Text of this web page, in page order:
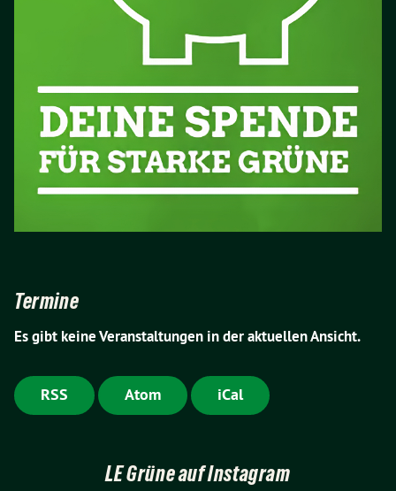
Termine
Es gibt keine Veranstaltungen in der aktuellen Ansicht.
RSS Atom iCal
LE Grüne auf Instagram